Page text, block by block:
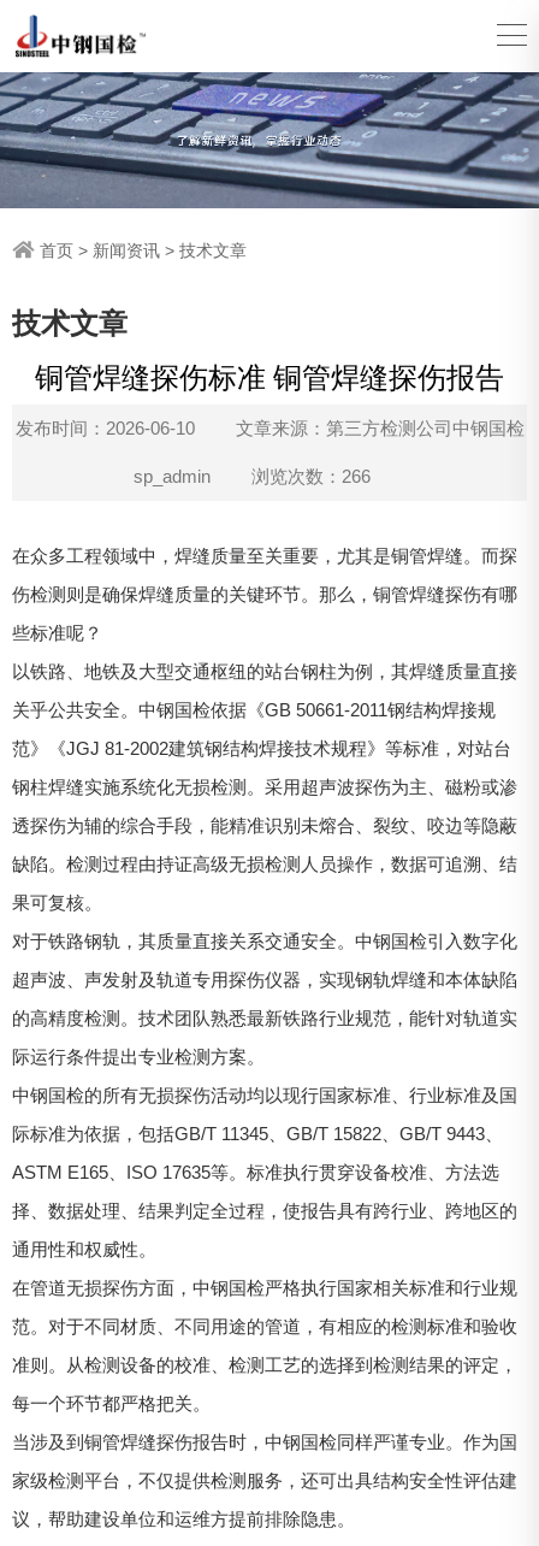
首页 > 新闻资讯 > 技术文章
技术文章
铜管焊缝探伤标准 铜管焊缝探伤报告
发布时间：2026-06-10 文章来源：第三方检测公司中钢国检
sp_admin 浏览次数：266
在众多工程领域中，焊缝质量至关重要，尤其是铜管焊缝。而探
伤检测则是确保焊缝质量的关键环节。那么，铜管焊缝探伤有哪
些标准呢？
以铁路、地铁及大型交通枢纽的站台钢柱为例，其焊缝质量直接
关乎公共安全。中钢国检依据《GB 50661-2011钢结构焊接规
范》《JGJ 81-2002建筑钢结构焊接技术规程》等标准，对站台
钢柱焊缝实施系统化无损检测。采用超声波探伤为主、磁粉或渗
透探伤为辅的综合手段，能精准识别未熔合、裂纹、咬边等隐蔽
缺陷。检测过程由持证高级无损检测人员操作，数据可追溯、结
果可复核。
对于铁路钢轨，其质量直接关系交通安全。中钢国检引入数字化
超声波、声发射及轨道专用探伤仪器，实现钢轨焊缝和本体缺陷
的高精度检测。技术团队熟悉最新铁路行业规范，能针对轨道实
际运行条件提出专业检测方案。
中钢国检的所有无损探伤活动均以现行国家标准、行业标准及国
际标准为依据，包括GB/T 11345、GB/T 15822、GB/T 9443、
ASTM E165、ISO 17635等。标准执行贯穿设备校准、方法选
择、数据处理、结果判定全过程，使报告具有跨行业、跨地区的
通用性和权威性。
在管道无损探伤方面，中钢国检严格执行国家相关标准和行业规
范。对于不同材质、不同用途的管道，有相应的检测标准和验收
准则。从检测设备的校准、检测工艺的选择到检测结果的评定，
每一个环节都严格把关。
当涉及到铜管焊缝探伤报告时，中钢国检同样严谨专业。作为国
家级检测平台，不仅提供检测服务，还可出具结构安全性评估建
议，帮助建设单位和运维方提前排除隐患。